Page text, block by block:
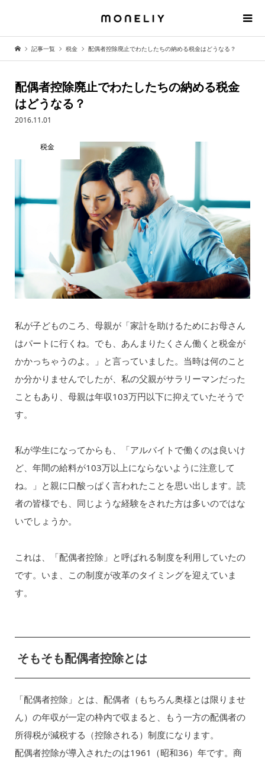
記事一覧 税金 配偶者控除廃止でわたしたちの納める税金はどうなる？
配偶者控除廃止でわたしたちの納める税金
はどうなる？
2016.11.01
税金
私が子どものころ、母親が「家計を助けるためにお母さん
はパートに行くね。でも、あんまりたくさん働くと税金が
かかっちゃうのよ。」と言っていました。当時は何のこと
か分かりませんでしたが、私の父親がサラリーマンだった
こともあり、母親は年収103万円以下に抑えていたそうで
す。
私が学生になってからも、「アルバイトで働くのは良いけ
ど、年間の給料が103万以上にならないように注意して
ね。」と親に口酸っぱく言われたことを思い出します。読
者の皆様でも、同じような経験をされた方は多いのではな
いでしょうか。
これは、「配偶者控除」と呼ばれる制度を利用していたの
です。いま、この制度が改革のタイミングを迎えていま
す。
そもそも配偶者控除とは
「配偶者控除」とは、配偶者（もちろん奥様とは限りませ
ん）の年収が一定の枠内で収まると、もう一方の配偶者の
所得税が減税する（控除される）制度になります。
配偶者控除が導入されたのは1961（昭和36）年です。商